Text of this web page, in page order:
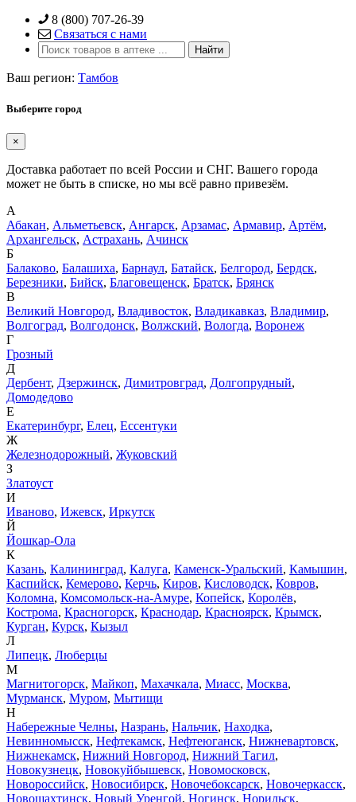
Skip
content
8 (800) 707-26-39
Связаться с нами
Ваш регион: Тамбов
Выберите город
×
Доставка работает по всей России и СНГ. Вашего города
может не быть в списке, но мы всё равно привезём.
А
Абакан, Альметьевск, Ангарск, Арзамас, Армавир, Артём,
Архангельск, Астрахань, Ачинск
Б
Балаково, Балашиха, Барнаул, Батайск, Белгород, Бердск,
Березники, Бийск, Благовещенск, Братск, Брянск
В
Великий Новгород, Владивосток, Владикавказ, Владимир,
Волгоград, Волгодонск, Волжский, Вологда, Воронеж
Г
Грозный
Д
Дербент, Дзержинск, Димитровград, Долгопрудный,
Домодедово
Е
Екатеринбург, Елец, Ессентуки
Ж
Железнодорожный, Жуковский
З
Златоуст
И
Иваново, Ижевск, Иркутск
Й
Йошкар-Ола
К
Казань, Калининград, Калуга, Каменск-Уральский, Камышин,
Каспийск, Кемерово, Керчь, Киров, Кисловодск, Ковров,
Коломна, Комсомольск-на-Амуре, Копейск, Королёв,
Кострома, Красногорск, Краснодар, Красноярск, Крымск,
Курган, Курск, Кызыл
Л
Липецк, Люберцы
М
Магнитогорск, Майкоп, Махачкала, Миасс, Москва,
Мурманск, Муром, Мытищи
Н
Набережные Челны, Назрань, Нальчик, Находка,
Невинномысск, Нефтекамск, Нефтеюганск, Нижневартовск,
Нижнекамск, Нижний Новгород, Нижний Тагил,
Новокузнецк, Новокуйбышевск, Новомосковск,
Новороссийск, Новосибирск, Новочебоксарск, Новочеркасск,
Новошахтинск, Новый Уренгой, Ногинск, Норильск,